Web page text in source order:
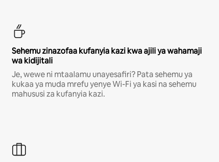
Sehemu zinazofaa kufanyia kazi kwa ajili ya wahamaji
wa kidijitali
Je, wewe ni mtaalamu unayesafiri? Pata sehemu ya
kukaa ya muda mrefu yenye Wi-Fi ya kasi na sehemu
mahususi za kufanyia kazi.